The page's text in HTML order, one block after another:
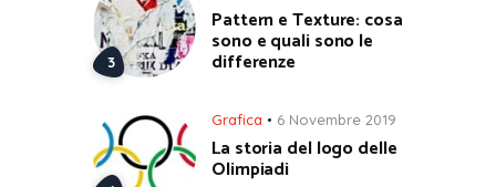
Pattern e Texture: cosa
sono e quali sono le
differenze
Grafica 6 Novembre 2019
La storia del logo delle
Olimpiadi